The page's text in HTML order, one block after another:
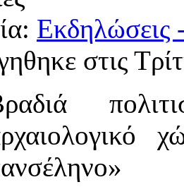
Εκδηλώσεις
στις